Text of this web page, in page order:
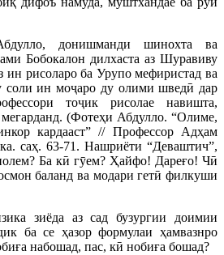
донишманди шинохта ва
Бобокалон дилхаста аз Шуравиву
рисоларо ба Урупо мефиристад ва
соли ин моҷаро ду олими шведӣ дар
тоҷик рисолае навишта,
(Фотеҳи Абдулло. “Олиме,
кардааст” // Профессор Адҳам
саҳ. 63-71. Нашриёти “Деваштич”,
Ба кӣ гӯем? Ҳайфо! Дареғо! Чӣ
баланд ва модари гетӣ филкуши
зиёда аз сад бузургии доимии
ба се ҳазор формулаи ҳамвазнро
набошад, пас, кӣ нобиға бошад?